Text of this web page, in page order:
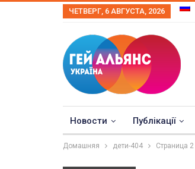
ЧЕТВЕРГ, 6 АВГУСТА, 2026
Новости Публікації
Домашняя дети-404 Страница 2